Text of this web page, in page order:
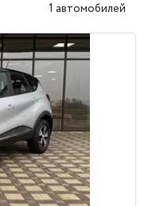
1 автомобилей